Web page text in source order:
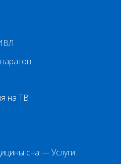
на ТВ
сна — Услуги